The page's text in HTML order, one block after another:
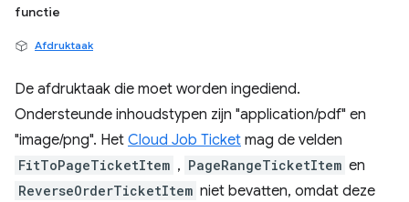
functie
Afdruktaak
De afdruktaak die moet worden ingediend.
Ondersteunde inhoudstypen zijn "application/pdf" en
"image/png". Het Cloud Job Ticket mag de velden
FitToPageTicketItem , PageRangeTicketItem en
ReverseOrderTicketItem niet bevatten, omdat deze